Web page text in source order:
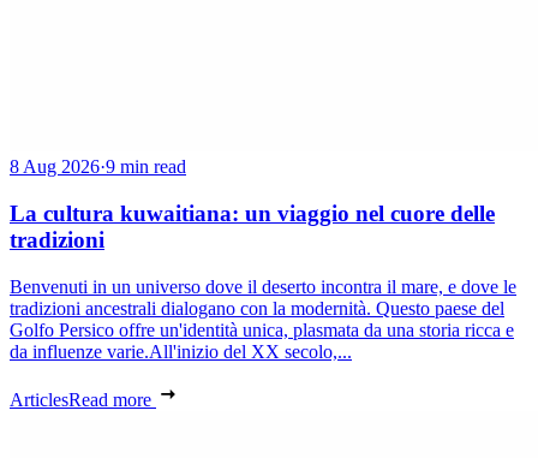
8 Aug 2026·9 min read
La cultura kuwaitiana: un viaggio nel cuore delle
tradizioni
Benvenuti in un universo dove il deserto incontra il mare, e dove le
tradizioni ancestrali dialogano con la modernità. Questo paese del
Golfo Persico offre un'identità unica, plasmata da una storia ricca e
da influenze varie.All'inizio del XX secolo,...
ArticlesRead more